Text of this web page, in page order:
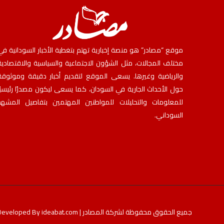
موقع “مصادر” هو منصة إخبارية تهتم بتغطية الأخبار السودانية
مختلف المجالات، مثل الشؤون الاجتماعية والسياسية
والرياضية وغيرها. يسعى الموقع لتقديم أخبار دقيقة
حول الأحداث الجارية في السودان، كما يسعى ليكون مصدرًا
للمعلومات والتحليلات للمواطنين المهتمين بتفاصيل
السوداني.
جميع الحقوق محفوظة لشركة المصادر | Developed Byideabat.com